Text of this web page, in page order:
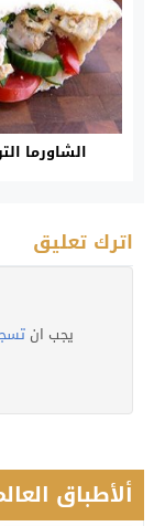
الشاورما
اترك تعليق
يجب ان
ألأطباق